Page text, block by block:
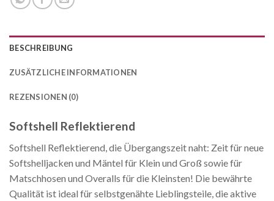
BESCHREIBUNG
ZUSÄTZLICHE INFORMATIONEN
REZENSIONEN (0)
Softshell Reflektierend
Softshell Reflektierend, die Übergangszeit naht: Zeit für neue
Softshelljacken und Mäntel für Klein und Groß sowie für
Matschhosen und Overalls für die Kleinsten! Die bewährte
Qualität ist ideal für selbstgenähte Lieblingsteile, die aktive